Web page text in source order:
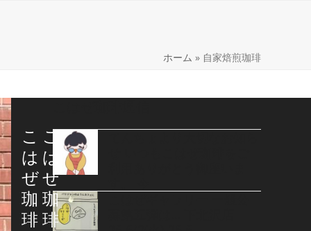
ホーム » 自家焙煎珈琲
こ
は
ぜ
珈
琲
こ
は
ぜ
珈
琲